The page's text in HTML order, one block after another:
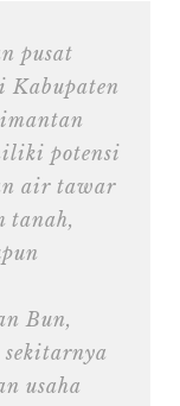
pusat
Kabupaten
potensi
air tawar
tanah,
Bun,
usaha